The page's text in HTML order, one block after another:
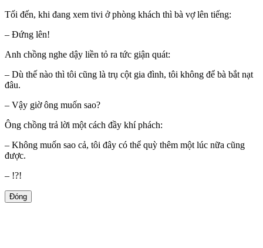
Tối đến, khi đang xem tivi ở phòng khách thì bà vợ lên tiếng:
– Đứng lên!
Anh chồng nghe dậy liền tỏ ra tức giận quát:
– Dù thế nào thì tôi cũng là trụ cột gia đình, tôi không để bà bắt nạt
đâu.
– Vậy giờ ông muốn sao?
Ông chồng trả lời một cách đầy khí phách:
– Không muốn sao cả, tôi đây có thể quỳ thêm một lúc nữa cũng
được.
– !?!
Đóng